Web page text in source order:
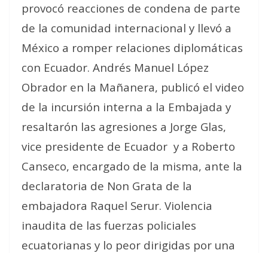
provocó reacciones de condena de parte
de la comunidad internacional y llevó a
México a romper relaciones diplomáticas
con Ecuador. Andrés Manuel López
Obrador en la Mañanera, publicó el video
de la incursión interna a la Embajada y
resaltarón las agresiones a Jorge Glas,
vice presidente de Ecuador y a Roberto
Canseco, encargado de la misma, ante la
declaratoria de Non Grata de la
embajadora Raquel Serur. Violencia
inaudita de las fuerzas policiales
ecuatorianas y lo peor dirigidas por una